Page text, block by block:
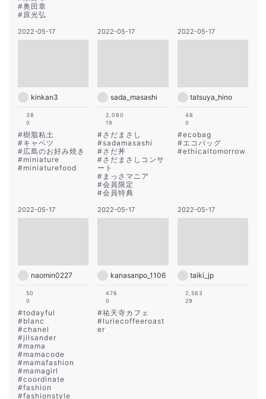
#奥田章
# 原光弘
2022-05-17
kinkan3
38
0
#樹脂粘土
#キャベツ
#広島のお好み焼き
#miniature
#miniaturefood
2022-05-17
sada_masashi
2,080
19
#さだまさし
#sadamasashi
#さだ丼
#さだまさしコンサ
ート
# まっさマニア
#会員限定
#会員特典
2022-05-17
tatsuya_hino
48
0
#ecobag
#エコバッグ
#ethicaltomorrow
2022-05-17
naomin0227
50
0
#todayful
#blanc
#chanel
#jilsander
#mama
#mamacode
#mamafashion
#mamagirl
#coordinate
#fashion
#fashionstyle
2022-05-17
kanasanpo_1106
476
0
#祐天寺カフェ
#luriecoffeeroast
er
2022-05-17
taiki_jp
2,583
29